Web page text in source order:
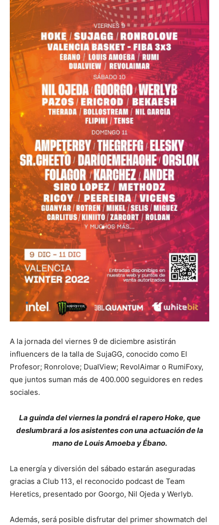
A la jornada del viernes 9 de diciembre asistirán
influencers de la talla de SujaGG, conocido como El
Profesor; Ronrolove; DualView; RevolAimar o RumiFoxy,
que juntos suman más de 400.000 seguidores en redes
sociales.
La guinda del viernes la pondrá el rapero Hoke, que
deslumbrará a los asistentes con una actuación de la
mano de Louis Amoeba y Ébano.
La energía y diversión del sábado estarán aseguradas
gracias a Club 113, el reconocido podcast de Team
Heretics, presentado por Goorgo, Nil Ojeda y Werlyb.
Además, será posible disfrutar del primer showmatch del